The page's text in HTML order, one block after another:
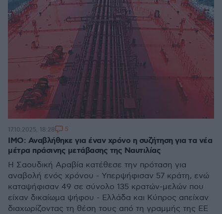
ΙΜΟ: Αναβλήθηκε για έναν χρόνο η συζήτηση για τα νέα
μέτρα πράσινης μετάβασης της Ναυτιλίας
Η Σαουδική Αραβία κατέθεσε την πρόταση για
αναβολή ενός χρόνου - Υπερψήφισαν 57 κράτη, ενώ
καταψήφισαν 49 σε σύνολο 135 κρατών-μελών που
είχαν δικαίωμα ψήφου - Ελλάδα και Κύπρος απείχαν
διαχωρίζοντας τη θέση τους από τη γραμμής της ΕΕ
17.10.2025, 18:28 5